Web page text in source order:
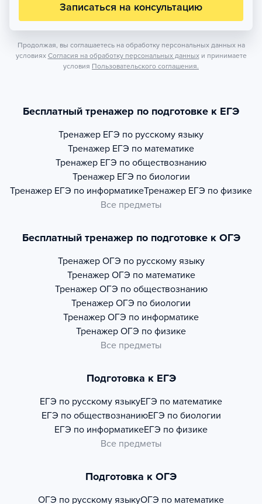
Записаться на консультацию
Продолжая, вы соглашаетесь на обработку персональных данных на
условиях Согласия на обработку персональных данных и принимаете
условия Пользовательского соглашения.
Бесплатный тренажер по подготовке к ЕГЭ
Тренажер ЕГЭ по русскому языку
Тренажер ЕГЭ по математике
Тренажер ЕГЭ по обществознанию
Тренажер ЕГЭ по биологии
Тренажер ЕГЭ по информатикеТренажер ЕГЭ по физике
Все предметы
Бесплатный тренажер по подготовке к ОГЭ
Тренажер ОГЭ по русскому языку
Тренажер ОГЭ по математике
Тренажер ОГЭ по обществознанию
Тренажер ОГЭ по биологии
Тренажер ОГЭ по информатике
Тренажер ОГЭ по физике
Все предметы
Подготовка к ЕГЭ
ЕГЭ по русскому языкуЕГЭ по математике
ЕГЭ по обществознаниюЕГЭ по биологии
ЕГЭ по информатикеЕГЭ по физике
Все предметы
Подготовка к ОГЭ
ОГЭ по русскому языкуОГЭ по математике